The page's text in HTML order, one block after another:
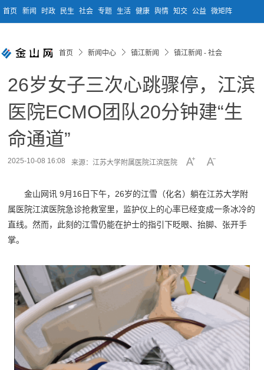
首页 新闻 时政 民生 社会 专题 生活 健康 舆情 知交 公益 微矩阵
首页 新闻中心 镇江新闻 镇江新闻 - 社会
26岁女子三次心跳骤停，江滨
医院ECMO团队20分钟建“生
命通道”
2025-10-08 16:08 来源：江苏大学附属医院江滨医院
金山网讯 9月16日下午，26岁的江雪（化名）躺在江苏大学附
属医院江滨医院急诊抢救室里，监护仪上的心率已经变成一条冰冷的
直线。然而，此刻的江雪仍能在护士的指引下眨眼、抬脚、张开手
掌。